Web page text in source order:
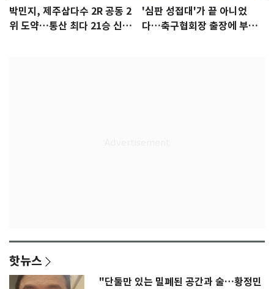
박민지, 제주삼다수 2R 공동 2
위 도약…통산 최다 21승 신기
'심판 성접대'가 끝 아니었
다…축구협회장 출장에 부인
핫뉴스
"단둘만 있는 밀폐된 공간과 술…황정민